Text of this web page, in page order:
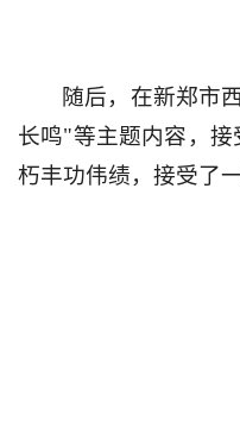
随后，在新郑市
长鸣"等主题内容，
朽丰功伟绩，接受了